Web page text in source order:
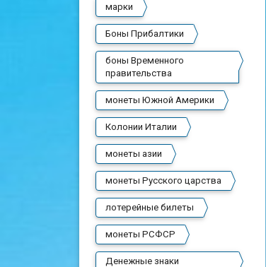
марки
Боны Прибалтики
боны Временного
правительства
монеты Южной Америки
Колонии Италии
монеты азии
монеты Русского царства
лотерейные билеты
монеты РСФСР
Денежные знаки